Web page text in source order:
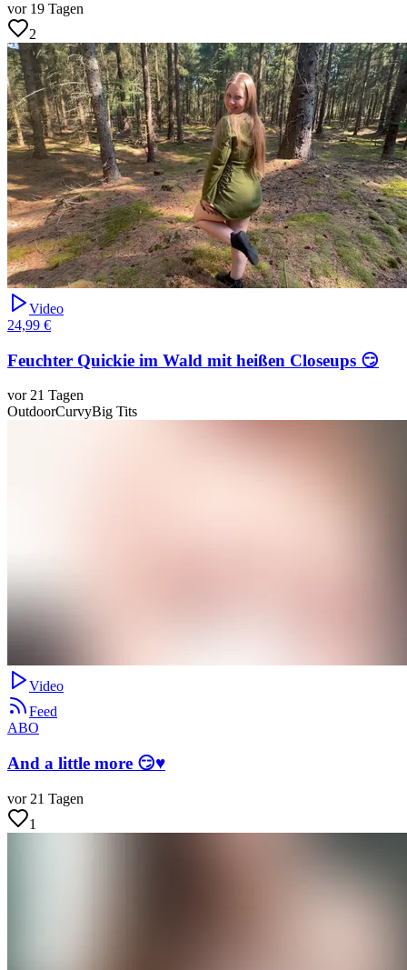
vor 19 Tagen
2
Video
24,99 €
Feuchter Quickie im Wald mit heißen Closeups 😏
vor 21 Tagen
OutdoorCurvyBig Tits
Video
Feed
ABO
And a little more 😏♥️
vor 21 Tagen
1